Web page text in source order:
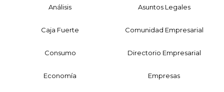
Análisis Asuntos Legales
Caja Fuerte Comunidad Empresarial
Consumo Directorio Empresarial
Economía Empresas